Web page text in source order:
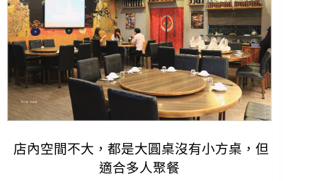
店內空間不大，都是大圓桌沒有小方桌，但
適合多人聚餐